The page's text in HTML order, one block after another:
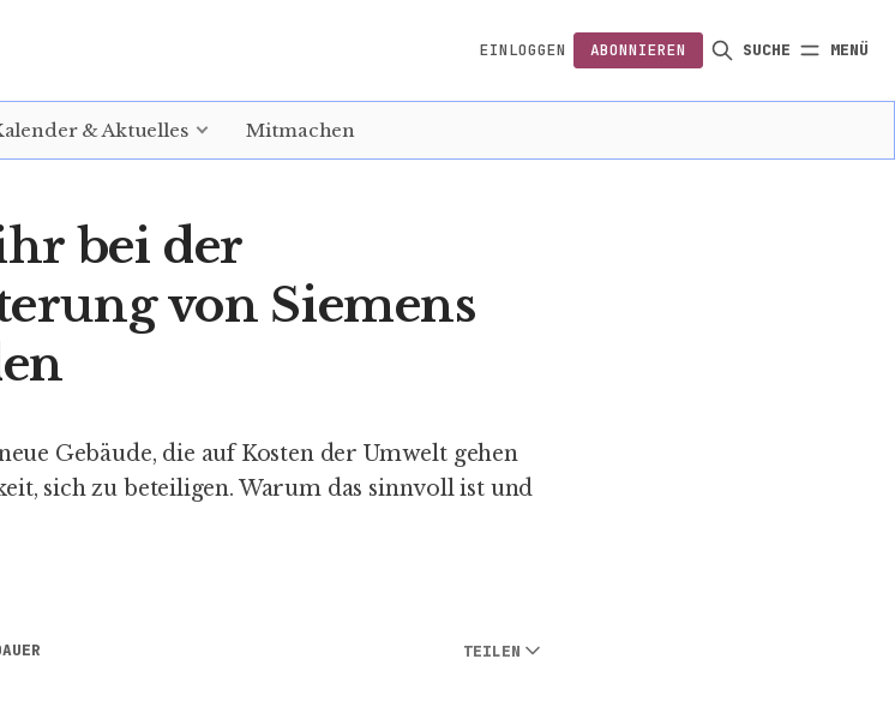
EINLOGGEN ABONNIEREN SUCHE MENÜ
& Aktuelles Mitmachen
bei der
von Siemens
Gebäude, die auf Kosten der Umwelt gehen
sich zu beteiligen. Warum das sinnvoll ist und
TEILEN